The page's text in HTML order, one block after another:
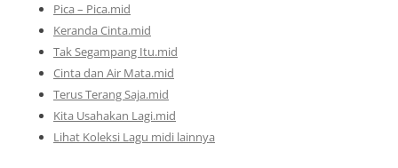
Pica – Pica.mid
Keranda Cinta.mid
Tak Segampang Itu.mid
Cinta dan Air Mata.mid
Terus Terang Saja.mid
Kita Usahakan Lagi.mid
Lihat Koleksi Lagu midi lainnya